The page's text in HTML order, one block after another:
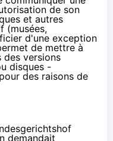
de son
et autres
(musées,
d'une exception
de mettre à
des versions
disques -
des raisons de
demandait